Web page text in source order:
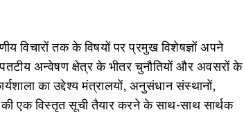
विचारों तक के विषयों पर प्रमुख विशेषज्ञों अपने
अन्वेषण क्षेत्र के भीतर चुनौतियों और अवसरों के
का उद्देश्‍य मंत्रालयों, अनुसंधान संस्थानों,
की एक विस्तृत सूची तैयार करने के साथ-साथ सार्थक